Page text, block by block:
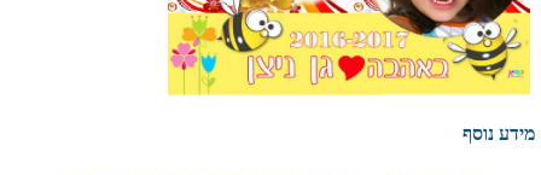
מידע נוסף